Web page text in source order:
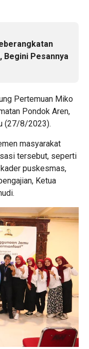
Begini Pesannya
Pertemuan Miko
Pondok Aren,
(27/8/2023).
masyarakat
tersebut, seperti
puskesmas,
Ketua